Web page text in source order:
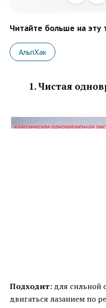
Читайте больше на эту
АльпХак
1. Чистая
Подходит: для сильной
двигаться лазанием по